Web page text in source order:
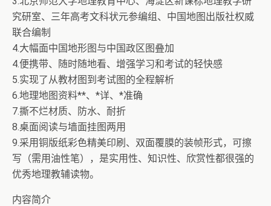
究研室、三年高考文科状元参编组、中国地图出版社权威
联合编制
4.大幅面中国地形图与中国政区图叠加
4.便携带、随时随地看、增强学习和考试的轻快感
5.实现了从教材图到考试图的全程解析
6.地理地图资料**、*详、*准确
7.撕不烂材质、防水、耐折
8.桌面阅读与墙面挂图两用
9.采用铜版纸彩色精美印刷、双面覆膜的装帧形式，可擦
写（需用油性笔），是实用性、知识性、欣赏性都很强的
优秀地理教辅读物。
内容简介